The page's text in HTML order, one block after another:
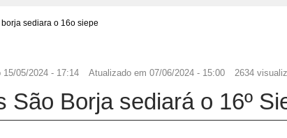
sediara o 16o siepe
15/05/2024 - 17:14 Atualizado em 07/06/2024 - 15:00 2634
São Borja sediará o 16º